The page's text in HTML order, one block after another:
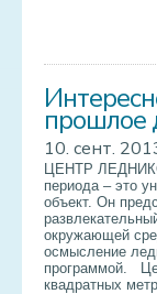
Галерея
Старая
прошлое
10. сент.
ЦЕНТР
периода – это
объект. Он
окружающей
осмысление
программой.
квадратных